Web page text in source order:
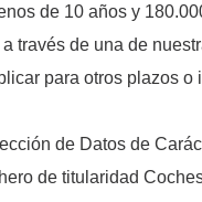
de 10 años y
de una de
para otros plazos o
de Datos de
de titularidad